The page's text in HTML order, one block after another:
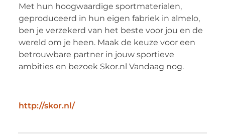
Met hun hoogwaardige sportmaterialen,
geproduceerd in hun eigen fabriek in almelo,
ben je verzekerd van het beste voor jou en de
wereld om je heen. Maak de keuze voor een
betrouwbare partner in jouw sportieve
ambities en bezoek Skor.nl Vandaag nog.
http://skor.nl/